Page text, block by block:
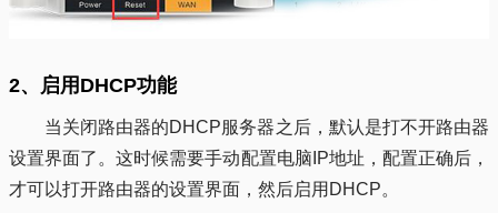
2、启用DHCP功能
当关闭路由器的DHCP服务器之后，默认是打不开路由器
设置界面了。这时候需要手动配置电脑IP地址，配置正确后，
才可以打开路由器的设置界面，然后启用DHCP。